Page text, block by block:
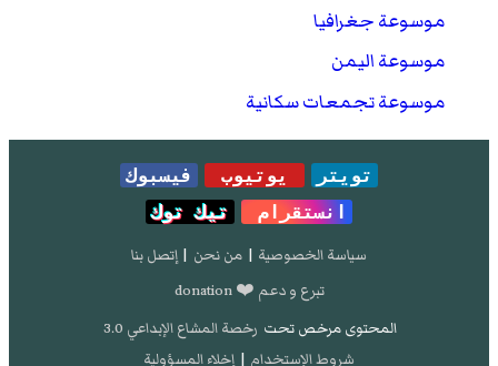
موسوعة جغرافيا
موسوعة اليمن
موسوعة تجمعات سكانية
تويتر يوتيوب
فيسبوك
انستقرام
تيك توك
سياسة الخصوصية | من نحن | إتصل بنا
تبرع و دعم ❤️ donation
المحتوى مرخص تحت رخصة المشاع الإبداعي 3.0
شروط الإستخدام | إخلاء المسؤولية